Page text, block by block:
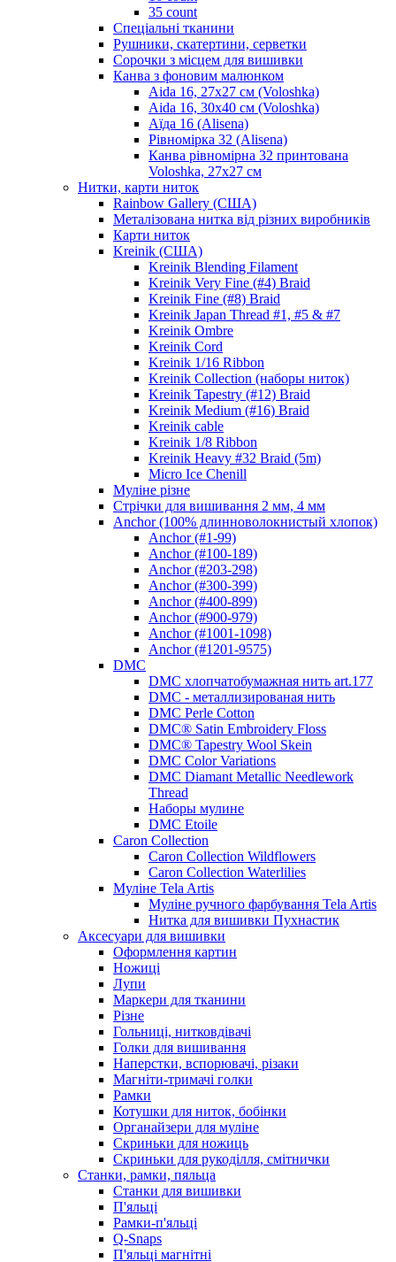
35 count
Спеціальні тканини
Рушники, скатертини, серветки
Сорочки з місцем для вишивки
Канва з фоновим малюнком
Aida 16, 27х27 см (Voloshka)
Aida 16, 30х40 см (Voloshka)
Аїда 16 (Alisena)
Рівномірка 32 (Alisena)
Канва рівномірна 32 принтована
Voloshka, 27х27 см
Нитки, карти ниток
Rainbow Gallery (США)
Металізована нитка від різних виробників
Карти ниток
Kreinik (США)
Kreinik Blending Filament
Kreinik Very Fine (#4) Braid
Kreinik Fine (#8) Braid
Kreinik Japan Thread #1, #5 & #7
Kreinik Ombre
Kreinik Cord
Kreinik 1/16 Ribbon
Kreinik Collection (наборы ниток)
Kreinik Tapestry (#12) Braid
Kreinik Medium (#16) Braid
Kreinik cable
Kreinik 1/8 Ribbon
Kreinik Heavy #32 Braid (5m)
Micro Ice Chenill
Муліне різне
Стрічки для вишивання 2 мм, 4 мм
Anchor (100% длинноволокнистый хлопок)
Anchor (#1-99)
Anchor (#100-189)
Anchor (#203-298)
Anchor (#300-399)
Anchor (#400-899)
Anchor (#900-979)
Anchor (#1001-1098)
Anchor (#1201-9575)
DMC
DMC хлопчатобумажная нить art.177
DMC - металлизированая нить
DMC Perle Cotton
DMC® Satin Embroidery Floss
DMC® Tapestry Wool Skein
DMC Color Variations
DMC Diamant Metallic Needlework
Thread
Наборы мулине
DMC Etoile
Caron Collection
Caron Collection Wildflowers
Caron Collection Waterlilies
Муліне Tela Artis
Муліне ручного фарбування Tela Artis
Нитка для вишивки Пухнастик
Аксесуари для вишивки
Оформлення картин
Ножиці
Лупи
Маркери для тканини
Різне
Гольниці, нитковдівачі
Голки для вишивання
Наперстки, вспорювачі, різаки
Магніти-тримачі голки
Рамки
Котушки для ниток, бобінки
Органайзери для муліне
Скриньки для ножиць
Скриньки для рукоділля, смітнички
Станки, рамки, пяльца
Станки для вишивки
П'яльці
Рамки-п'яльці
Q-Snaps
П'яльці магнітні